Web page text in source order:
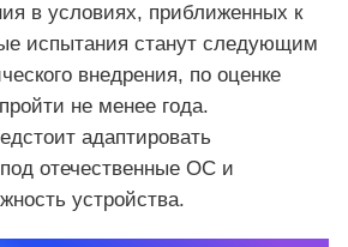
в условиях, приближенных к
испытания станут следующим
внедрения, по оценке
не менее года.
адаптировать
отечественные ОС и
устройства.